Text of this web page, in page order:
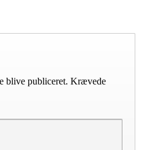
blive publiceret. Krævede